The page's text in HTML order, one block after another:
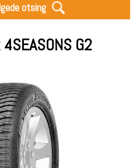
otsing
4SEASONS G2